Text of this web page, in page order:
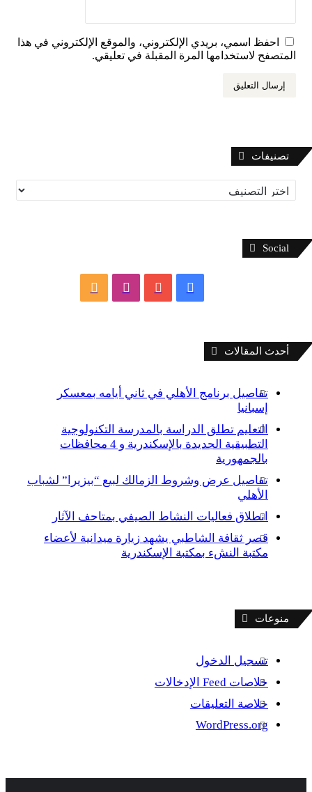
احفظ اسمي، بريدي الإلكتروني، والموقع الإلكتروني في هذا
المتصفح لاستخدامها المرة المقبلة في تعليقي.
تصنيفات
تصنيفات
Social
فيسبوك يوتيوب انستقرام
أحدث المقالات
تفاصيل برنامج الأهلي في ثاني أيامه بمعسكر
إسبانيا
التعليم تطلق الدراسة بالمدرسة التكنولوجية
التطبيقية الجديدة بالإسكندرية و 4 محافظات
بالجمهورية
تفاصيل عرض وشروط الزمالك لبيع “بيزيرا” لشباب
الأهلي
انطلاق فعاليات النشاط الصيفي بمتاحف الآثار
قصر ثقافة الشاطبي يشهد زيارة ميدانية لأعضاء
مكتبة النشء بمكتبة الإسكندرية
منوعات
تسجيل الدخول
خلاصات Feed الإدخالات
خلاصة التعليقات
WordPress.org